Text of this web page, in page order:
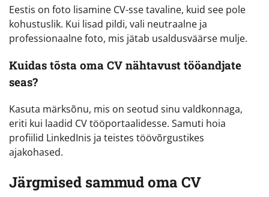
Eestis on foto lisamine CV-sse tavaline, kuid see pole
kohustuslik. Kui lisad pildi, vali neutraalne ja
professionaalne foto, mis jätab usaldusväärse mulje.
Kuidas tõsta oma CV nähtavust tööandjate
seas?
Kasuta märksõnu, mis on seotud sinu valdkonnaga,
eriti kui laadid CV tööportaalidesse. Samuti hoia
profiilid LinkedInis ja teistes töövõrgustikes
ajakohased.
Järgmised sammud oma CV